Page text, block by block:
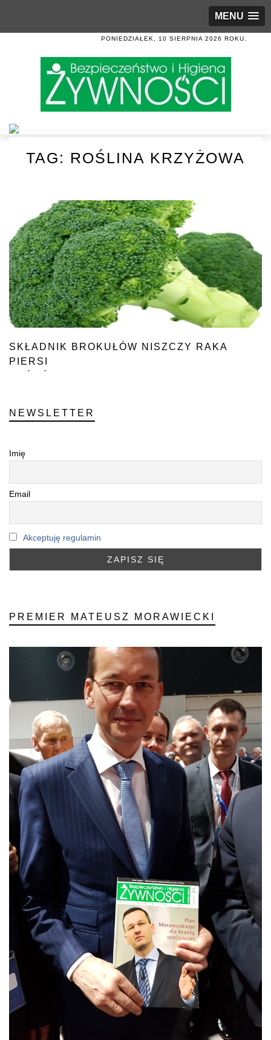
MENU
PONIEDZIAŁEK, 10 SIERPNIA 2026 ROKU.
TAG: ROŚLINA KRZYŻOWA
SKŁADNIK BROKUŁÓW NISZCZY RAKA
PIERSI
NEWSLETTER
Imię
Email
Akceptuję regulamin
PREMIER MATEUSZ MORAWIECKI